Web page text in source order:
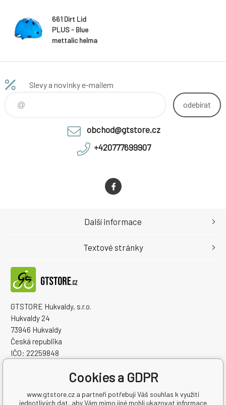
661 Dirt Lid
PLUS - Blue
mettalic helma
Slevy a novinky e-mailem
odebírat
obchod@gtstore.cz
+420777699907
GTSTORE Hukvaldy, s.r.o.
Hukvaldy 24
73946 Hukvaldy
Česká republika
IČO: 22259848
Další informace
Textové stránky
Cookies a GDPR
www.gtstore.cz a partneři potřebují Váš souhlas k využití
jednotlivých dat, aby Vám mimo jiné mohli ukazovat informace